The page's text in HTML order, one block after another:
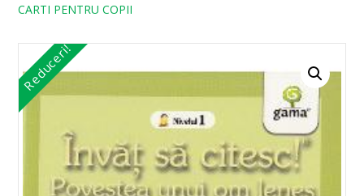
CARTI PENTRU COPII
Reduceri!